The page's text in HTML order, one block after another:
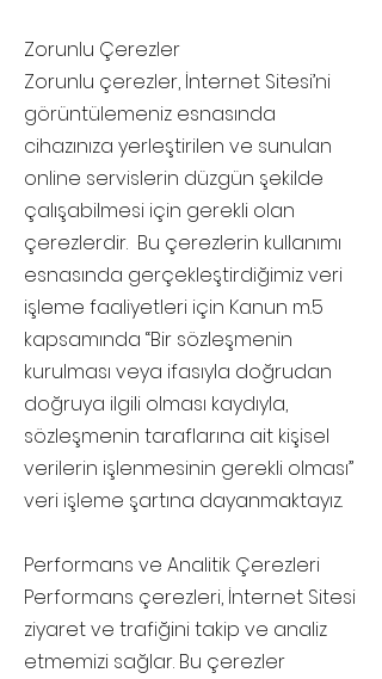
Zorunlu Çerezler
Zorunlu çerezler, İnternet Sitesi’ni
görüntülemeniz esnasında
cihazınıza yerleştirilen ve sunulan
online servislerin düzgün şekilde
çalışabilmesi için gerekli olan
çerezlerdir. Bu çerezlerin kullanımı
esnasında gerçekleştirdiğimiz veri
işleme faaliyetleri için Kanun m.5
kapsamında “Bir sözleşmenin
kurulması veya ifasıyla doğrudan
doğruya ilgili olması kaydıyla,
sözleşmenin taraflarına ait kişisel
verilerin işlenmesinin gerekli olması”
veri işleme şartına dayanmaktayız.
Performans ve Analitik Çerezleri
Performans çerezleri, İnternet Sitesi
ziyaret ve trafiğini takip ve analiz
etmemizi sağlar. Bu çerezler